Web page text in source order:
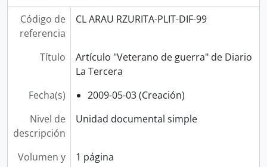
Código de
referencia
CL ARAU RZURITA-PLIT-DIF-99
Título
Artículo "Veterano de guerra" de Diario
La Tercera
Fecha(s)
2009-05-03 (Creación)
Nivel de
descripción
Unidad documental simple
Volumen y
1 página